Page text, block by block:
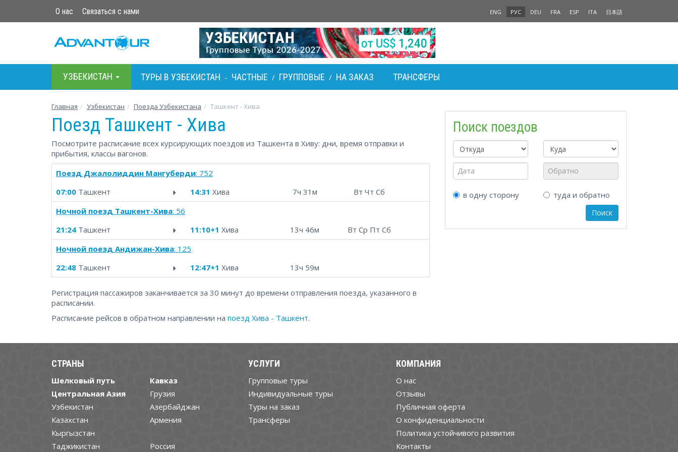
О нас Связаться с нами ENG РУС DEU FRA ESP ITA 日本語
УЗБЕКИСТАН ТУРЫ В УЗБЕКИСТАН - ЧАСТНЫЕ / ГРУППОВЫЕ / НА ЗАКАЗ ТРАНСФЕРЫ
Главная Узбекистан Поезда Узбекистана Ташкент - Хива
Поезд Ташкент - Хива
Посмотрите расписание всех курсирующих поездов из Ташкента в Хиву: дни, время отправки и
прибытия, классы вагонов.
Поезд Джалолиддин Мангуберди: 752
07:00 Ташкент 14:31 Хива 7ч 31м
Вт Чт Сб
Ночной поезд Ташкент-Хива: 56
21:24 Ташкент 11:10+1 Хива 13ч 46м
Вт Ср Пт Сб
Ночной поезд Андижан-Хива: 125
22:48 Ташкент 12:47+1 Хива 13ч 59м
Регистрация пассажиров заканчивается за 30 минут до времени отправления поезда, указанного в
расписании.
Расписание рейсов в обратном направлении на поезд Хива - Ташкент.
Поиск поездов
в одну сторону туда и обратно
СТРАНЫ
Шелковый путь
Центральная Азия
Узбекистан
Казахстан
Кыргызстан
Таджикистан
Кавказ
Грузия
Азербайджан
Армения
Россия
УСЛУГИ
Групповые туры
Индивидуальные туры
Туры на заказ
Трансферы
КОМПАНИЯ
О нас
Отзывы
Публичная оферта
О конфиденциальности
Политика устойчивого развития
Контакты